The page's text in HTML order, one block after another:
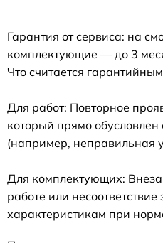
Гарантия от сервиса: на
комплектующие — до 3
Что считается
Для работ: Повторное
который прямо
(например, неправильная
Для комплектующих:
работе или
характеристикам при